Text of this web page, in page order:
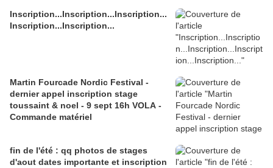
Inscription...Inscription...Inscription...
Inscription...Inscription...
Martin Fourcade Nordic Festival -
dernier appel inscription stage
toussaint & noel - 9 sept 16h VOLA -
Commande matériel
fin de l'été : qq photos de stages
d'aout dates importante et inscription